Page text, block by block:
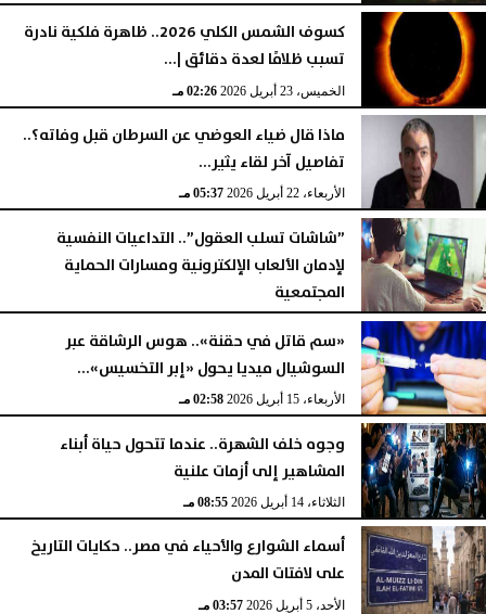
كسوف الشمس الكلي 2026.. ظاهرة فلكية نادرة
تسبب ظلامًا لعدة دقائق |...
الخميس، 23 أبريل 2026 02:26 مـ
ماذا قال ضياء العوضي عن السرطان قبل وفاته؟..
تفاصيل آخر لقاء يثير...
الأربعاء، 22 أبريل 2026 05:37 مـ
”شاشات تسلب العقول”.. التداعيات النفسية
لإدمان الألعاب الإلكترونية ومسارات الحماية
المجتمعية
الأربعاء، 15 أبريل 2026 03:05 مـ
«سم قاتل في حقنة».. هوس الرشاقة عبر
السوشيال ميديا يحول «إبر التخسيس»...
الأربعاء، 15 أبريل 2026 02:58 مـ
وجوه خلف الشهرة.. عندما تتحول حياة أبناء
المشاهير إلى أزمات علنية
الثلاثاء، 14 أبريل 2026 08:55 مـ
أسماء الشوارع والأحياء في مصر.. حكايات التاريخ
على لافتات المدن
الأحد، 5 أبريل 2026 03:57 مـ